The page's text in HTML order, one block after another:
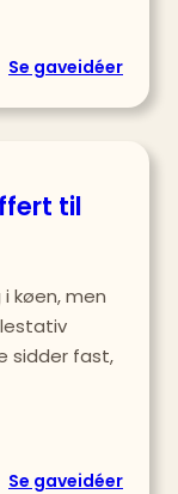
Se gaveidéer:
til
køen, men
sidder fast,
Se gaveidéer: